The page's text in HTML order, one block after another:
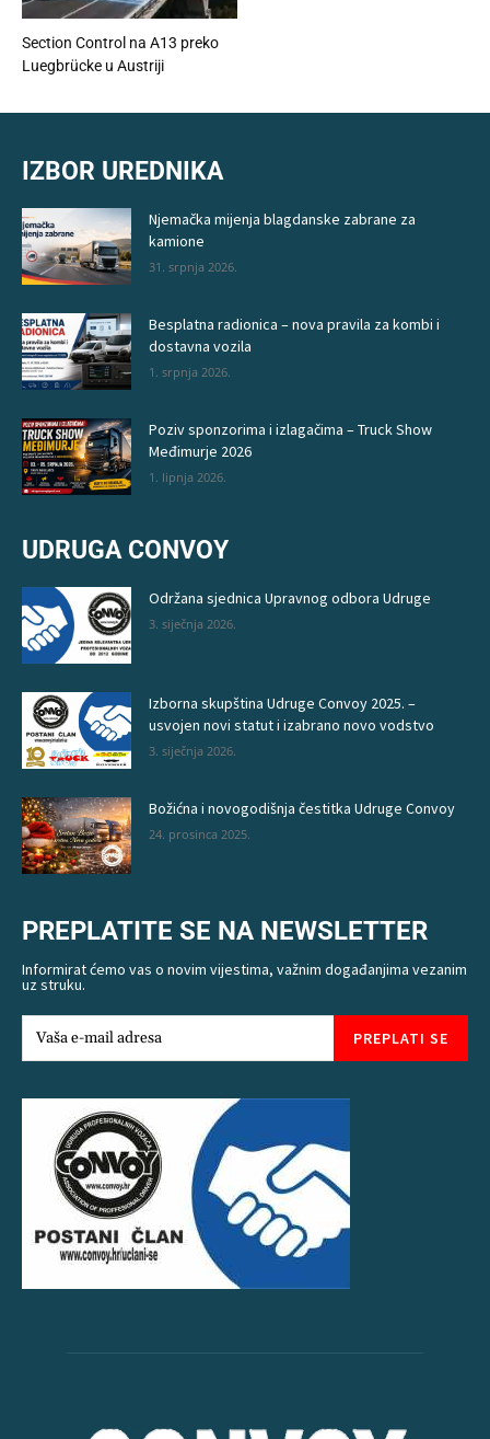
Section Control na A13 preko
Luegbrücke u Austriji
IZBOR UREDNIKA
Njemačka mijenja blagdanske zabrane za
kamione
31. srpnja 2026.
Besplatna radionica – nova pravila za kombi i
dostavna vozila
1. srpnja 2026.
Poziv sponzorima i izlagačima – Truck Show
Međimurje 2026
1. lipnja 2026.
UDRUGA CONVOY
Održana sjednica Upravnog odbora Udruge
3. siječnja 2026.
Izborna skupština Udruge Convoy 2025. –
usvojen novi statut i izabrano novo vodstvo
3. siječnja 2026.
Božićna i novogodišnja čestitka Udruge Convoy
24. prosinca 2025.
PREPLATITE SE NA NEWSLETTER
Informirat ćemo vas o novim vijestima, važnim događanjima vezanim
uz struku.
PREPLATI SE